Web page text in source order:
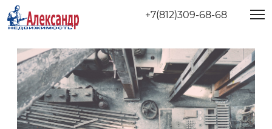
+7(812)309-68-68